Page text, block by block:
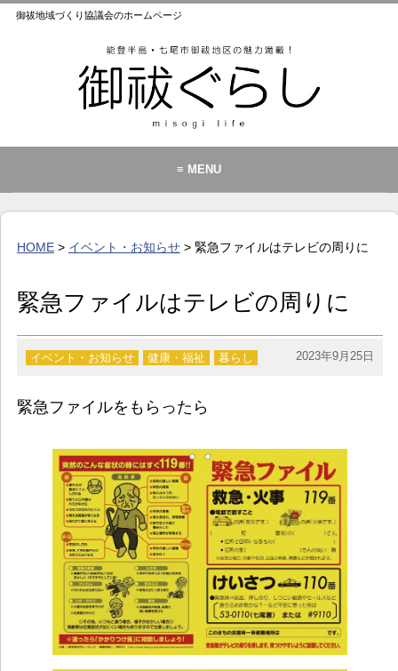
御祓地域づくり協議会のホームページ
≡ MENU
カレンダー
歴史・文化・景観
HOME> イベント・お知らせ> 緊急ファイルはテレビの周りに
緊急ファイルはテレビの周りに
イベント・お知らせ 健康・福祉 暮らし 2023年9月25日
緊急ファイルをもらったら